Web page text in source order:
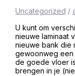
Uncategorized /
U kunt om
nieuwe laminaat
nieuwe bank die
gewoonweg een
de goede vloer
brengen in je